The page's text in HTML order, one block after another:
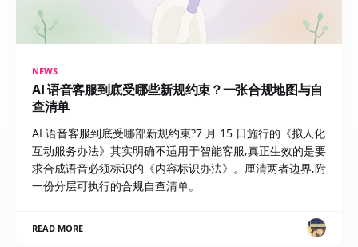
NEWS
AI 语音客服到底受哪些新规约束？一张合规地图与自
查清单
AI 语音客服到底受哪部新规约束?7 月 15 日施行的《拟人化
互动服务办法》其实明确不适用于智能客服,真正生效的是要
求合成语音必须标识的《内容标识办法》。厘清两者边界,附
一份分层可执行的合规自查清单。
READ MORE